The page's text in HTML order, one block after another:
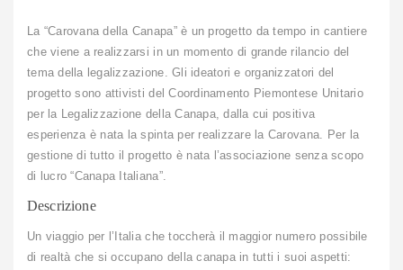
La “Carovana della Canapa” è un progetto da tempo in cantiere
che viene a realizzarsi in un momento di grande rilancio del
tema della legalizzazione. Gli ideatori e organizzatori del
progetto sono attivisti del Coordinamento Piemontese Unitario
per la Legalizzazione della Canapa, dalla cui positiva
esperienza è nata la spinta per realizzare la Carovana. Per la
gestione di tutto il progetto è nata l’associazione senza scopo
di lucro “Canapa Italiana”.
Descrizione
Un viaggio per l’Italia che toccherà il maggior numero possibile
di realtà che si occupano della canapa in tutti i suoi aspetti: